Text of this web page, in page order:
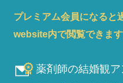
プレミアム会員になると
website内で閲覧できます
薬剤師の結婚観